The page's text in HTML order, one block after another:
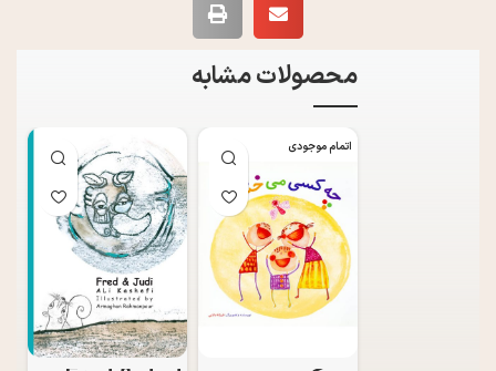
محصولات مشابه
اتمام موجودی